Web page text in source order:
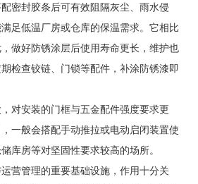
密封胶条后可有效阻隔灰尘、雨水侵
足低温厂房或仓库的保温需求。它相比
做好防锈涂层后使用寿命更长，维护也
检查铰链、门锁等配件，补涂防锈漆即
对安装的门框与五金配件强度要求更
一般会搭配手动推拉或电动启闭装置使
库房等对坚固性要求较高的场所。
营管理的重要基础设施，作用十分关